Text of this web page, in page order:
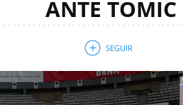
ANTE TOMIC